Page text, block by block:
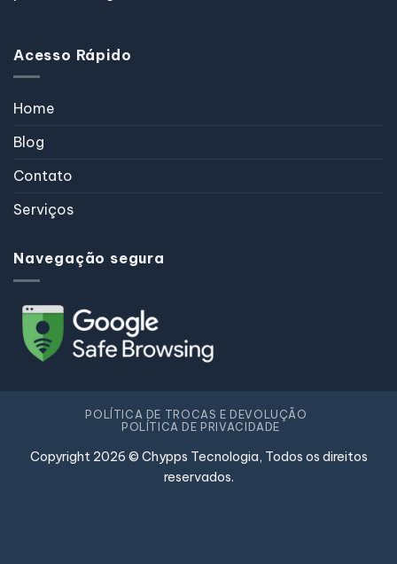
Acesso Rápido
Home
Blog
Contato
Serviços
Navegação segura
POLÍTICA DE TROCAS E DEVOLUÇÃO
POLÍTICA DE PRIVACIDADE
Copyright 2026 © Chypps Tecnologia, Todos os direitos
reservados.